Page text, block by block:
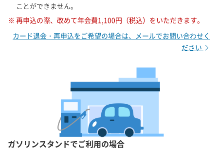
ことができません。
※ 再申込の際、改めて年会費1,100円（税込）をいただきます。
カード退会・再申込をご希望の場合は、メールでお問い合わせく
ださい
ガソリンスタンドでご利用の場合